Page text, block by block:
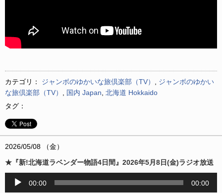
カテゴリ： ジャンボのゆかいな旅倶楽部（TV）
ジャンボのゆかい
な旅倶楽部（TV）
国内 Japan 北海道 Hokkaido
タグ：
2026/05/08 （金）
★『新!北海道ラベンダー物語4日間』2026年5月8日(金)ラジオ放送
00:00 00:00